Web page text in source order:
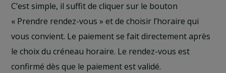
C’est simple, il suffit de cliquer sur le bouton
« Prendre rendez-vous » et de choisir l’horaire qui
vous convient. Le paiement se fait directement après
le choix du créneau horaire. Le rendez-vous est
confirmé dès que le paiement est validé.